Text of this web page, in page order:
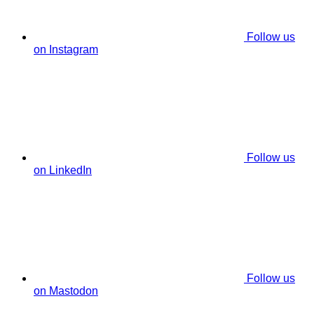
Follow us
on Instagram
Follow us
on LinkedIn
Follow us
on Mastodon